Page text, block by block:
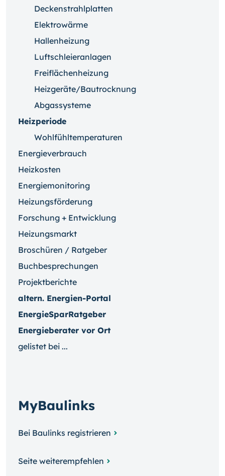
Deckenstrahlplatten
Elektrowärme
Hallenheizung
Luftschleieranlagen
Freiflächenheizung
Heizgeräte/Bautrocknung
Abgassysteme
Heizperiode
Wohlfühltemperaturen
Energieverbrauch
Heizkosten
Energiemonitoring
Heizungsförderung
Forschung + Entwicklung
Heizungsmarkt
Broschüren / Ratgeber
Buchbesprechungen
Projektberichte
altern. Energien-Portal
EnergieSparRatgeber
Energieberater vor Ort
gelistet bei ...
MyBaulinks
Bei Baulinks registrieren
Seite weiterempfehlen